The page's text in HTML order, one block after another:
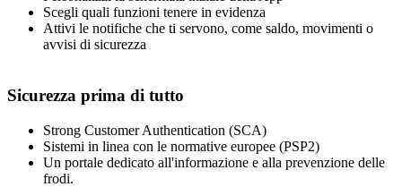
Scegli quali funzioni tenere in evidenza
Attivi le notifiche che ti servono, come saldo, movimenti o
avvisi di sicurezza
Sicurezza prima di tutto
Strong Customer Authentication (SCA)
Sistemi in linea con le normative europee (PSP2)
Un portale dedicato all'informazione e alla prevenzione delle
frodi.